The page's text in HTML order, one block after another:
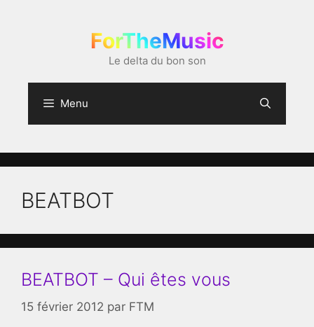
ForTheMusic
Le delta du bon son
Menu
BEATBOT
BEATBOT – Qui êtes vous
15 février 2012 par FTM